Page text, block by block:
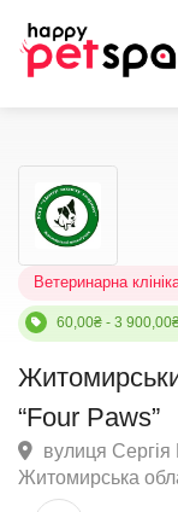
Ветеринарна
“Four Paws”
вулиця